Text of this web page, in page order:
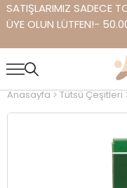
SATIŞLARIMIZ SADECE
ÜYE OLUN LÜTFEN!-
Anasayfa Tütsü Çeşitleri